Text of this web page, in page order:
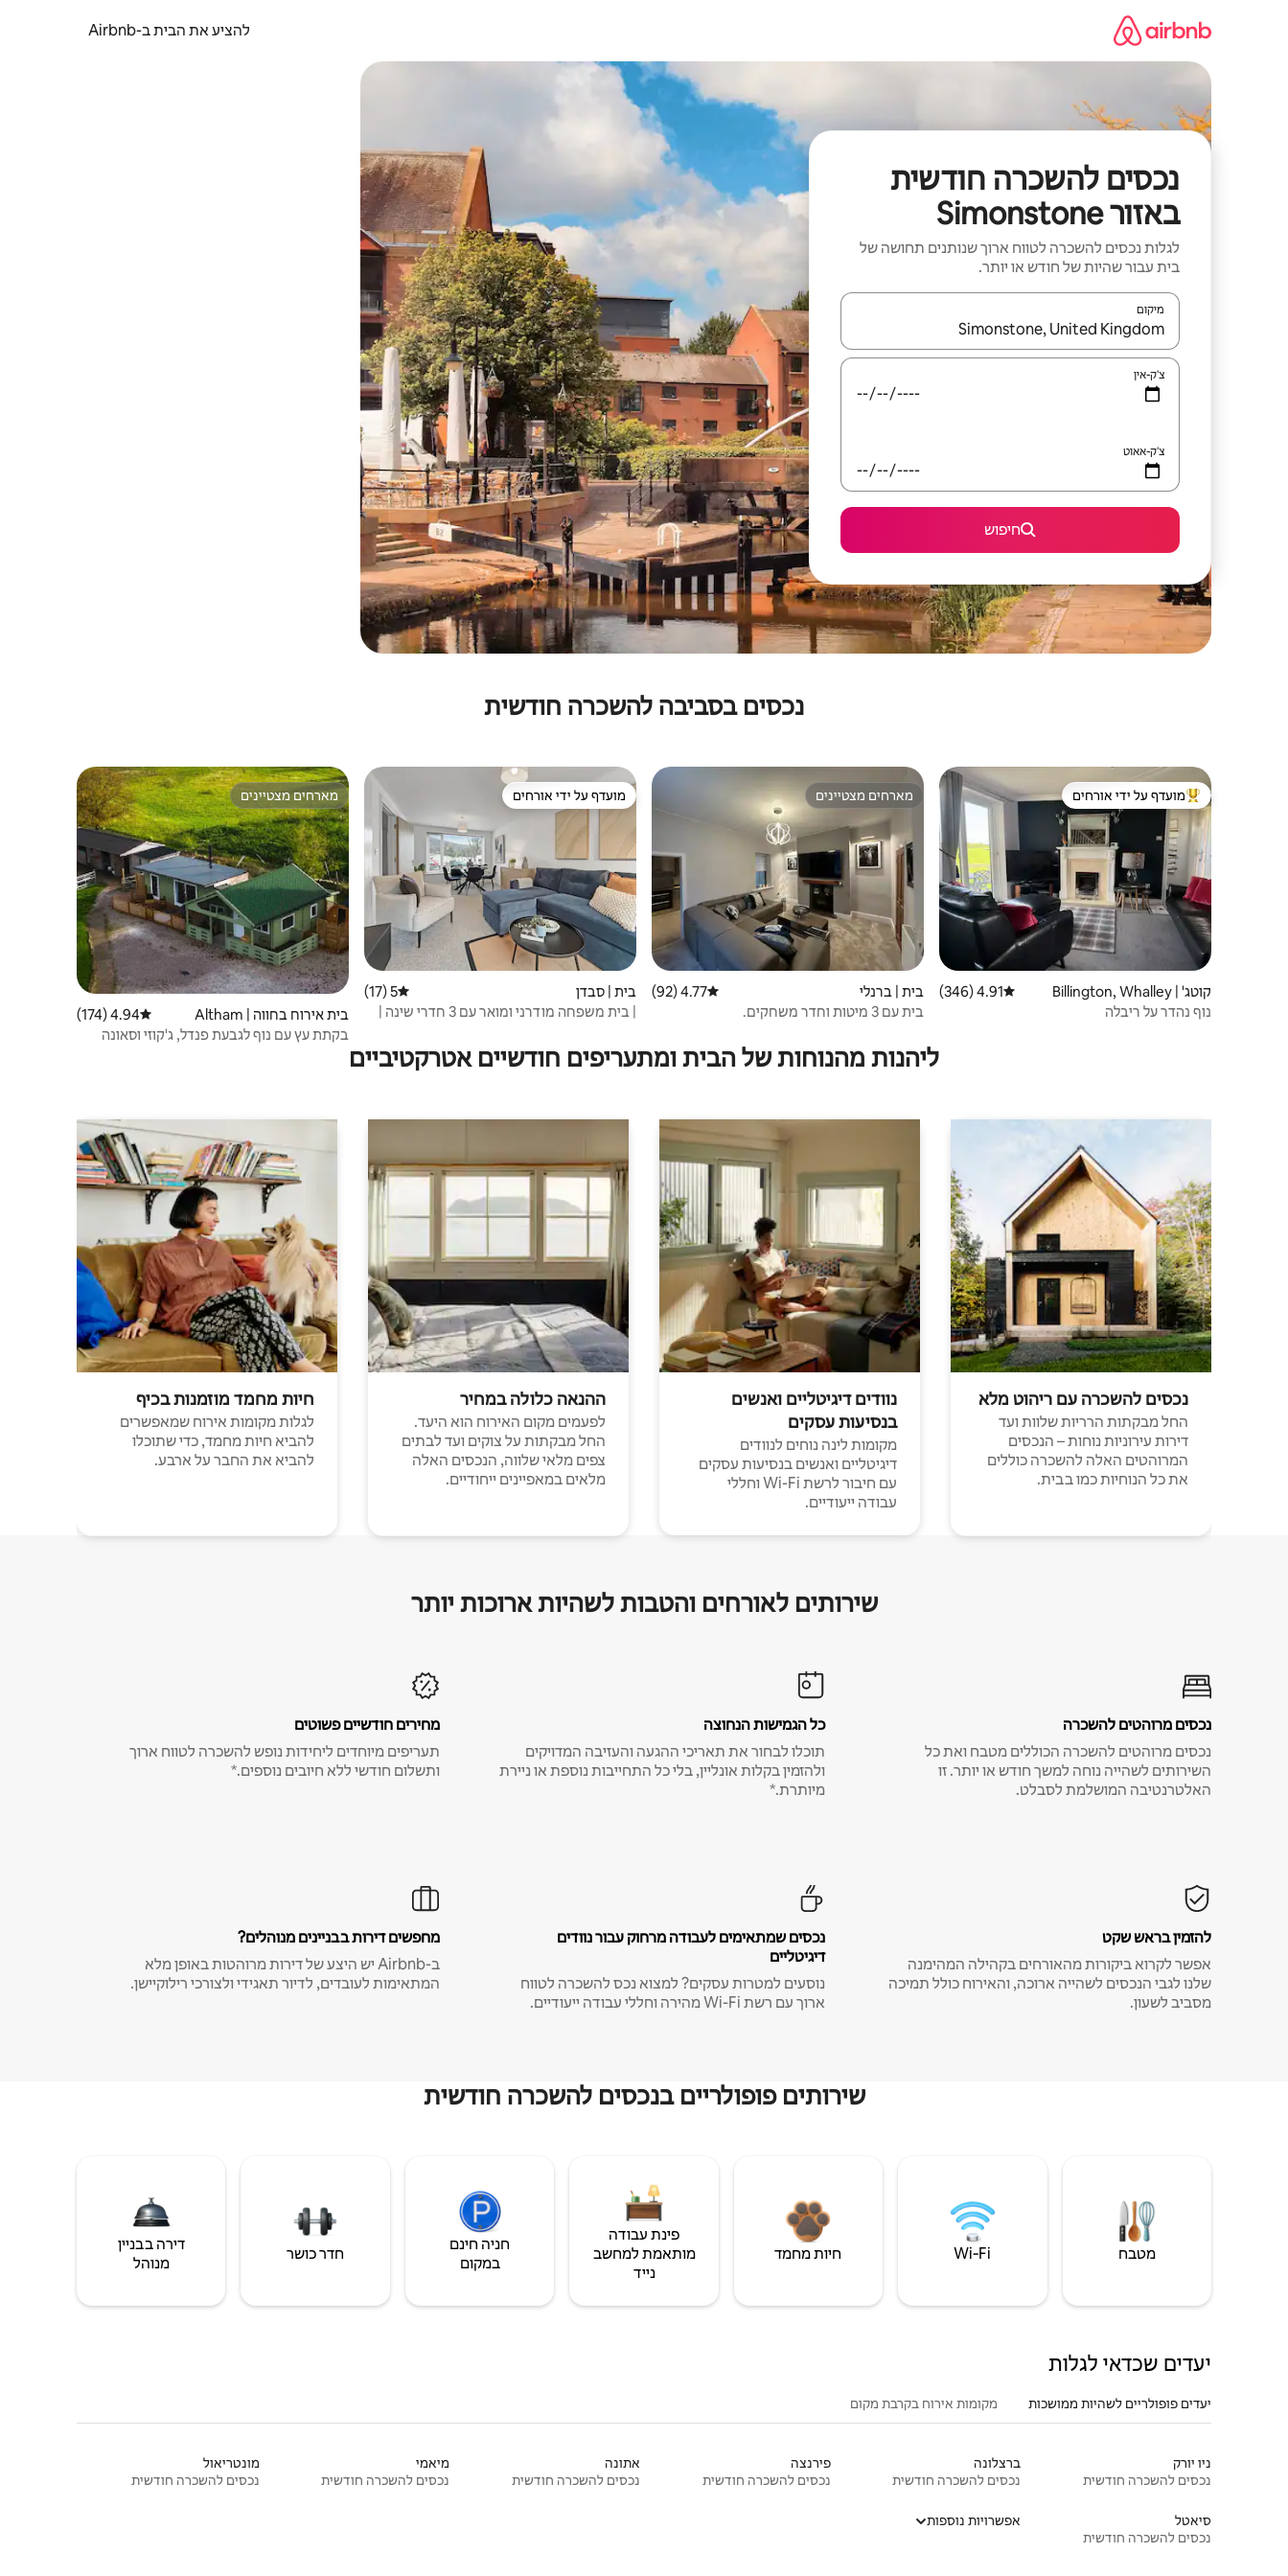
להציע את הבית ב-Airbnb
נכסים להשכרה חודשית
באזור Simonstone
לגלות נכסים להשכרה לטווח ארוך שנותנים תחושה של
בית עבור שהיות של חודש או יותר.
מיקום
כאשר התוצאות יהיו זמינות, יש לנווט עם מקשי החיצים למעלה ולמטה או לעיין בעזרת תנועות מגע או החלקה.
צ'ק-אין
צ'ק-אאוט
חיפוש
נכסים בסביבה להשכרה חודשית
מוביל בקרב נכסים מועדפים על ידי אורחים
מועדף על ידי אורחים
קוטג' | Billington, Whalley דירוג ממוצע של 4.91 מתוך 5, 346 ביקורות
4.91 (346)
נוף נהדר על ריבלה
מארחים מצטיינים
מארחים מצטיינים
בית | ברנלי דירוג ממוצע של 4.77 מתוך 5, 92 ביקורות
4.77 (92)
בית עם 3 מיטות וחדר משחקים.
מועדף על ידי אורחים
מועדף על ידי אורחים
בית | סבדן דירוג ממוצע של 5 מתוך 5, 17 ביקורות
5 (17)
| בית משפחה מודרני ומואר עם 3 חדרי שינה |
מארחים מצטיינים
מארחים מצטיינים
בית אירוח בחווה | Altham דירוג ממוצע של 4.94 מתוך 5, 174 ביקורות
4.94 (174)
בקתת עץ עם נוף לגבעת פנדל, ג'קוזי וסאונה
ליהנות מהנוחות של הבית ומתעריפים חודשיים אטרקטיביים
נכסים להשכרה עם ריהוט מלא
החל מבקתות הרריות שלוות ועד
דירות עירוניות נוחות – הנכסים
המרוהטים האלה להשכרה כוללים
את כל הנוחיות כמו בבית.
נוודים דיגיטליים ואנשים
בנסיעות עסקים
מקומות לינה נוחים לנוודים
דיגיטליים ואנשים בנסיעות עסקים
עם חיבור לרשת Wi-Fi וחללי
עבודה ייעודיים.
ההנאה כלולה במחיר
לפעמים מקום האירוח הוא היעד.
החל מבקתות על צוקים ועד לבתים
צפים מלאי שלווה, הנכסים האלה
מלאים במאפיינים ייחודיים.
חיות מחמד מוזמנות בכיף
לגלות מקומות אירוח שמאפשרים
להביא חיות מחמד, כדי שתוכלו
להביא את החבר על ארבע.
שירותים לאורחים והטבות לשהיות ארוכות יותר
נכסים מרוהטים להשכרה
נכסים מרוהטים להשכרה הכוללים מטבח ואת כל
השירותים לשהייה נוחה למשך חודש או יותר. זו
האלטרנטיבה המושלמת לסבלט.
כל הגמישות הנחוצה
תוכלו לבחור את תאריכי ההגעה והעזיבה המדויקים
ולהזמין בקלות אונליין, בלי כל התחייבות נוספת או ניירת
מיותרת.*
מחירים חודשיים פשוטים
תעריפים מיוחדים ליחידות נופש להשכרה לטווח ארוך
ותשלום חודשי ללא חיובים נוספים.*
להזמין בראש שקט
אפשר לקרוא ביקורות מהאורחים בקהילה המהימנה
שלנו לגבי הנכסים לשהייה ארוכה, והאירוח כולל תמיכה
מסביב לשעון.
נכסים שמתאימים לעבודה מרחוק עבור נוודים
דיגיטליים
נוסעים למטרות עסקים? למצוא נכס להשכרה לטווח
ארוך עם רשת Wi-Fi מהירה וחללי עבודה ייעודיים.
מחפשים דירות בבניינים מנוהלים?
ב-Airbnb יש היצע של דירות מרוהטות באופן מלא
המתאימות לעובדים, לדיור תאגידי ולצורכי רילוקיישן.
שירותים פופולריים בנכסים להשכרה חודשית
מטבח Wi‑Fi חיות מחמד
פינת עבודה
מותאמת למחשב
נייד
חניה חינם
במקום
חדר כושר
דירה בבניין
מנוהל
יעדים שכדאי לגלות
יעדים פופולריים לשהיות ממושכות מקומות אירוח בקרבת מקום
ניו יורק
נכסים להשכרה חודשית
ברצלונה
נכסים להשכרה חודשית
פירנצה
נכסים להשכרה חודשית
אתונה
נכסים להשכרה חודשית
מיאמי
נכסים להשכרה חודשית
מונטריאול
נכסים להשכרה חודשית
סיאטל
נכסים להשכרה חודשית
אפשרויות נוספות